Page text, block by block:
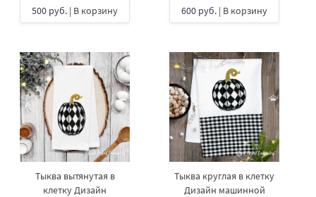
500 руб. | В корзину
600 руб. | В корзину
Тыква вытянутая в
клетку Дизайн
Тыква круглая в клетку
Дизайн машинной